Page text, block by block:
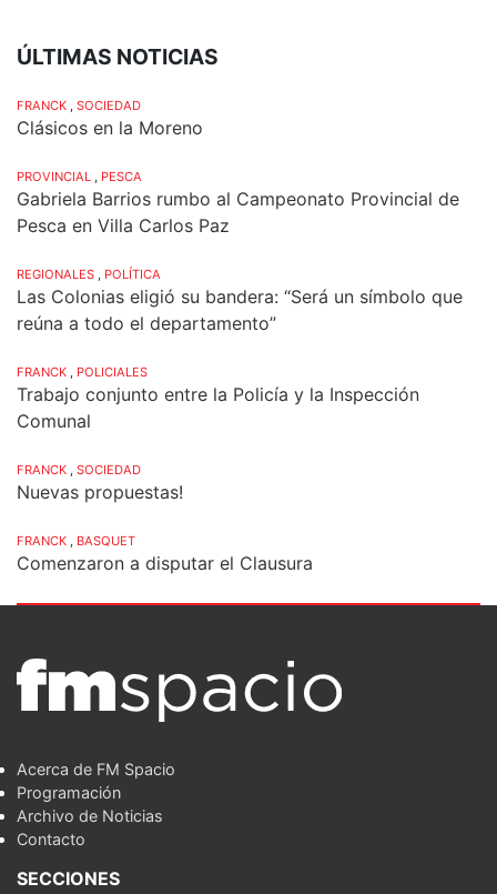
ÚLTIMAS NOTICIAS
FRANCK SOCIEDAD
Clásicos en la Moreno
PROVINCIAL PESCA
Gabriela Barrios rumbo al Campeonato Provincial de
Pesca en Villa Carlos Paz
REGIONALES POLÍTICA
Las Colonias eligió su bandera: “Será un símbolo que
reúna a todo el departamento”
FRANCK POLICIALES
Trabajo conjunto entre la Policía y la Inspección
Comunal
FRANCK SOCIEDAD
Nuevas propuestas!
FRANCK BASQUET
Comenzaron a disputar el Clausura
Acerca de FM Spacio
Programación
Archivo de Noticias
Contacto
SECCIONES